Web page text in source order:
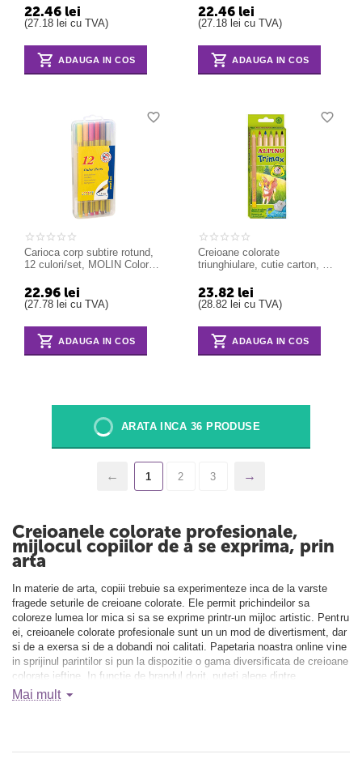
Creioanele colorate profesionale,
mijlocul copiilor de a se exprima, prin
arta
In materie de arta, copiii trebuie sa experimenteze inca de la varste
fragede seturile de creioane colorate. Ele permit prichindeilor sa
coloreze lumea lor mica si sa se exprime printr-un mijloc artistic. Pentru
ei, creioanele colorate profesionale sunt un un mod de divertisment, dar
si de a exersa si de a dobandi noi calitati. Papetaria noastra online vine
in sprijinul parintilor si pun la dispozitie o gama diversificata de creioane
colorate ieftine. In functie de brandul dorit, puteti alege dintre
urmatoarele modele:
Mai mult
22.46 lei
(27.18 lei cu TVA)
ADAUGA IN COS
22.46 lei
(27.18 lei cu TVA)
ADAUGA IN COS
Carioca corp subtire rotund,
12 culori/set, MOLIN Color
22.96 lei
(27.78 lei cu TVA)
ADAUGA IN COS
Creioane colorate
triunghiulare, cutie carton, 6
Jumbo
23.82 lei
(28.82 lei cu TVA)
ADAUGA IN COS
ARATA INCA 36 PRODUSE
1 2 3